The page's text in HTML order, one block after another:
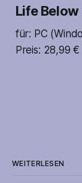
Life
für: PC
Preis: 28,99 €
WEITERLESEN